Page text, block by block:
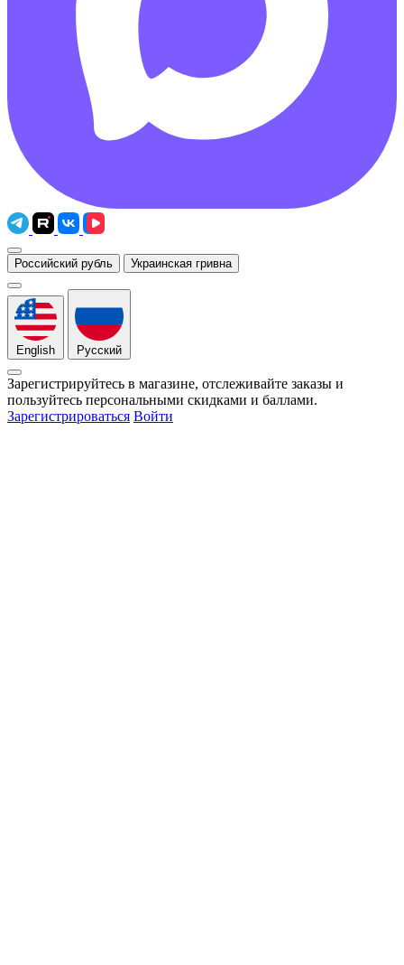
Российский рубль Украинская гривна
English Русский
Зарегистрируйтесь в магазине, отслеживайте заказы и
пользуйтесь персональными скидками и баллами.
Зарегистрироваться Войти